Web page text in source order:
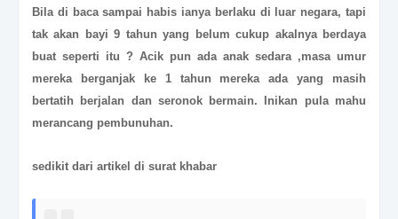
Bila di baca sampai habis ianya berlaku di luar negara, tapi
tak akan bayi 9 tahun yang belum cukup akalnya berdaya
buat seperti itu ? Acik pun ada anak sedara ,masa umur
mereka berganjak ke 1 tahun mereka ada yang masih
bertatih berjalan dan seronok bermain. Inikan pula mahu
merancang pembunuhan.
sedikit dari artikel di surat khabar